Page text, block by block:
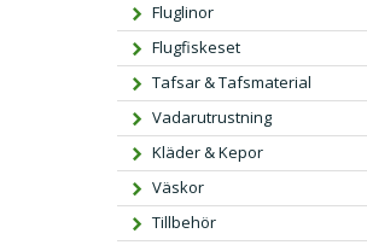
Fluglinor
Flugfiskeset
Tafsar & Tafsmaterial
Vadarutrustning
Kläder & Kepor
Väskor
Tillbehör